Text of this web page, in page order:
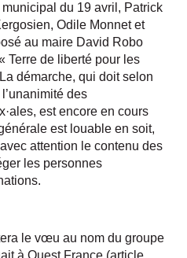
du 19 avril, Patrick
Odile Monnet et
au maire David Robo
Terre de liberté pour les
démarche, qui doit selon
des
est encore en cours
est louable en soit,
attention le contenu des
les personnes
le vœu au nom du groupe
à Ouest France (article